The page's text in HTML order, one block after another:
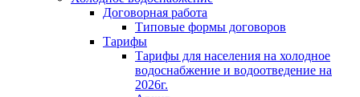
Договорная работа
Типовые формы договоров
Тарифы
Тарифы для населения на холодное
водоснабжение и водоотведение на
2026г.